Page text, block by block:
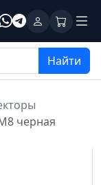
Найти
черная